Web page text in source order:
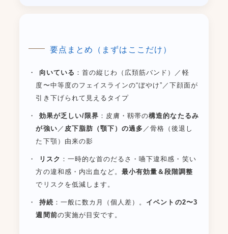
要点まとめ（まずはここだけ）
向いている ：首の縦じわ（広頚筋バンド）／軽
度〜中等度のフェイスラインの“ぼやけ”／下顔面が
引き下げられて見えるタイプ
効果が乏しい/限界 ：皮膚・靱帯の構造的なたるみ
が強い ／ 皮下脂肪（顎下）の過多 ／骨格（後退し
た下顎）由来の影
リスク ：一時的な首のだるさ・嚥下違和感・笑い
方の違和感・内出血など。 最小有効量＆段階調整
でリスクを低減します。
持続 ：一般に数カ月（個人差）。 イベントの2〜3
週間前の実施が目安です。